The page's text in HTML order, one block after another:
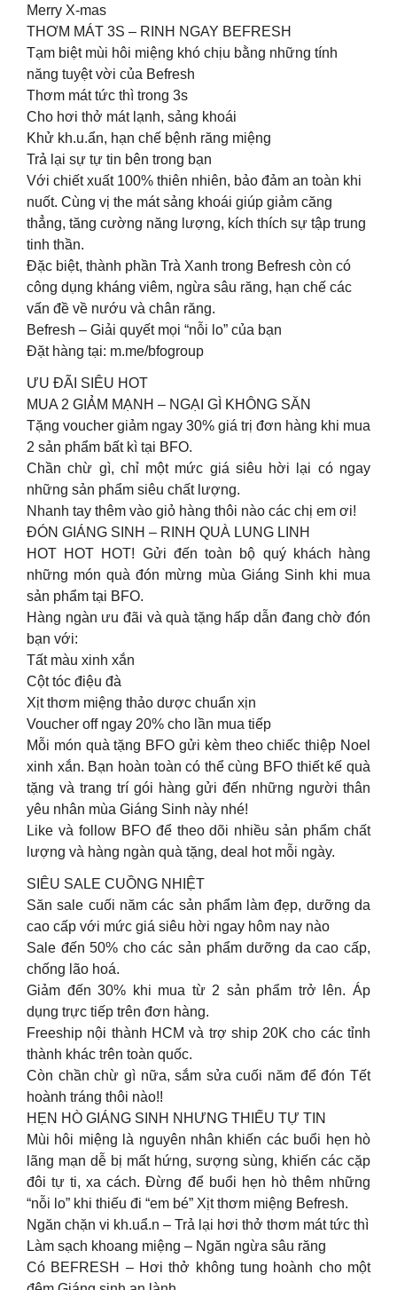
Merry X-mas
THƠM MÁT 3S – RINH NGAY BEFRESH
Tạm biệt mùi hôi miệng khó chịu bằng những tính
năng tuyệt vời của Befresh
Thơm mát tức thì trong 3s
Cho hơi thở mát lạnh, sảng khoái
Khử kh.u.ẩn, hạn chế bệnh răng miệng
Trả lại sự tự tin bên trong bạn
Với chiết xuất 100% thiên nhiên, bảo đảm an toàn khi
nuốt. Cùng vị the mát sảng khoái giúp giảm căng
thẳng, tăng cường năng lượng, kích thích sự tập trung
tinh thần.
Đặc biệt, thành phần Trà Xanh trong Befresh còn có
công dụng kháng viêm, ngừa sâu răng, hạn chế các
vấn đề về nướu và chân răng.
Befresh – Giải quyết mọi “nỗi lo” của bạn
Đặt hàng tại: m.me/bfogroup
ƯU ĐÃI SIÊU HOT
MUA 2 GIẢM MẠNH – NGẠI GÌ KHÔNG SĂN
Tặng voucher giảm ngay 30% giá trị đơn hàng khi mua
2 sản phẩm bất kì tại BFO.
Chần chừ gì, chỉ một mức giá siêu hời lại có ngay
những sản phẩm siêu chất lượng.
Nhanh tay thêm vào giỏ hàng thôi nào các chị em ơi!
ĐÓN GIÁNG SINH – RINH QUÀ LUNG LINH
HOT HOT HOT! Gửi đến toàn bộ quý khách hàng
những món quà đón mừng mùa Giáng Sinh khi mua
sản phẩm tại BFO.
Hàng ngàn ưu đãi và quà tặng hấp dẫn đang chờ đón
bạn với:
Tất màu xinh xắn
Cột tóc điệu đà
Xịt thơm miệng thảo dược chuẩn xịn
Voucher off ngay 20% cho lần mua tiếp
Mỗi món quà tặng BFO gửi kèm theo chiếc thiệp Noel
xinh xắn. Bạn hoàn toàn có thể cùng BFO thiết kế quà
tặng và trang trí gói hàng gửi đến những người thân
yêu nhân mùa Giáng Sinh này nhé!
Like và follow BFO để theo dõi nhiều sản phẩm chất
lượng và hàng ngàn quà tặng, deal hot mỗi ngày.
SIÊU SALE CUỒNG NHIỆT
Săn sale cuối năm các sản phẩm làm đẹp, dưỡng da
cao cấp với mức giá siêu hời ngay hôm nay nào
Sale đến 50% cho các sản phẩm dưỡng da cao cấp,
chống lão hoá.
Giảm đến 30% khi mua từ 2 sản phẩm trở lên. Áp
dụng trực tiếp trên đơn hàng.
Freeship nội thành HCM và trợ ship 20K cho các tỉnh
thành khác trên toàn quốc.
Còn chần chừ gì nữa, sắm sửa cuối năm để đón Tết
hoành tráng thôi nào!!
HẸN HÒ GIÁNG SINH NHƯNG THIẾU TỰ TIN
Mùi hôi miệng là nguyên nhân khiến các buổi hẹn hò
lãng mạn dễ bị mất hứng, sượng sùng, khiến các cặp
đôi tự ti, xa cách. Đừng để buổi hẹn hò thêm những
“nỗi lo” khi thiếu đi “em bé” Xịt thơm miệng Befresh.
Ngăn chặn vi kh.uẩ.n – Trả lại hơi thở thơm mát tức thì
Làm sạch khoang miệng – Ngăn ngừa sâu răng
Có BEFRESH – Hơi thở không tung hoành cho một